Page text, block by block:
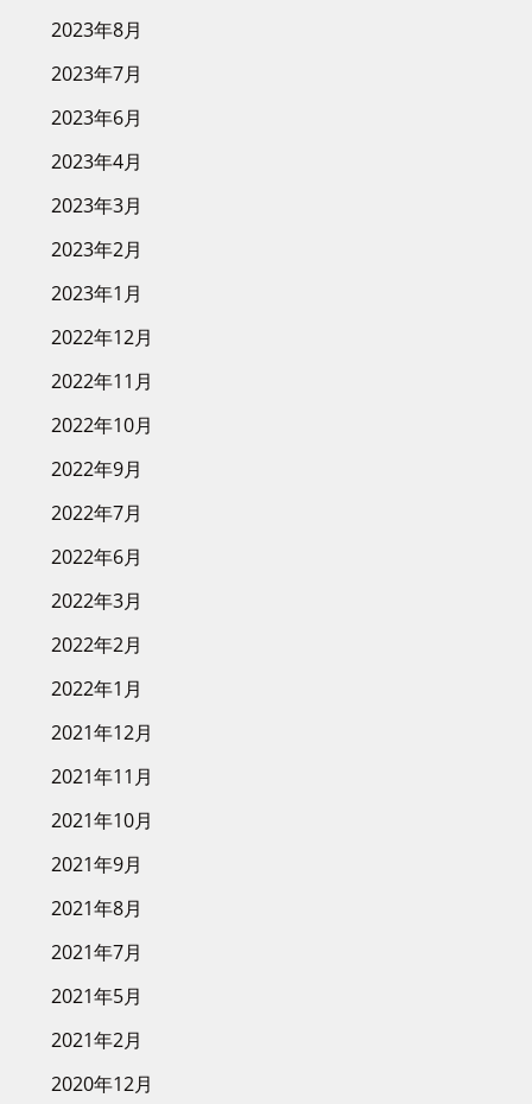
2023年8月
2023年7月
2023年6月
2023年4月
2023年3月
2023年2月
2023年1月
2022年12月
2022年11月
2022年10月
2022年9月
2022年7月
2022年6月
2022年3月
2022年2月
2022年1月
2021年12月
2021年11月
2021年10月
2021年9月
2021年8月
2021年7月
2021年5月
2021年2月
2020年12月